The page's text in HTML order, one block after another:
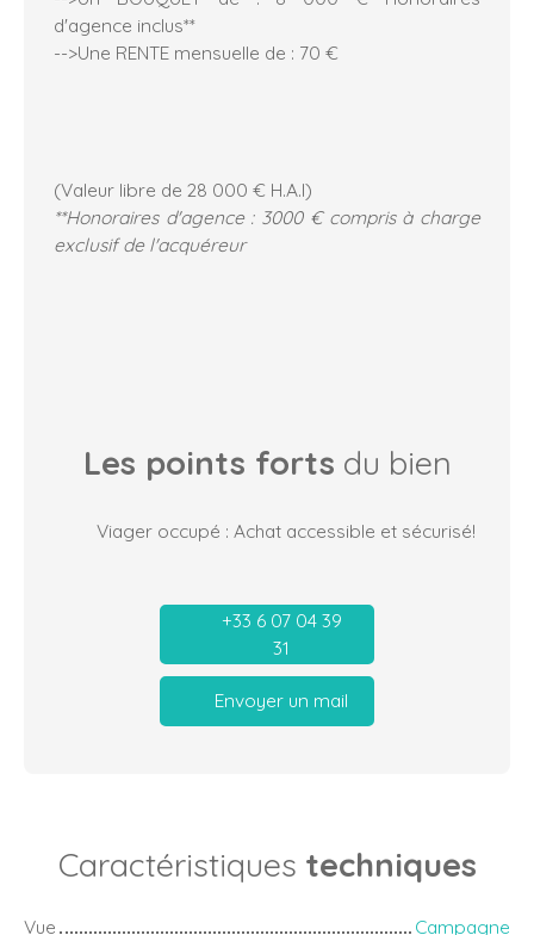
d'agence inclus**
-->Une RENTE mensuelle de : 70 €
(Valeur libre de 28 000 € H.A.I)
**Honoraires d'agence : 3000 € compris à charge
exclusif de l'acquéreur
Les points forts du bien
Viager occupé : Achat accessible et sécurisé!
+33 6 07 04 39
31
Envoyer un mail
Caractéristiques techniques
Vue Campagne